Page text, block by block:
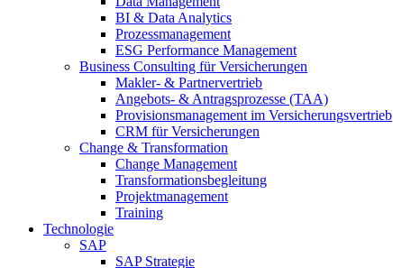
BI & Data Analytics
Prozessmanagement
ESG Performance Management
Business Consulting für Versicherungen
Makler- & Partnervertrieb
Angebots- & Antragsprozesse (TAA)
Provisionsmanagement im Versicherungsvertrieb
CRM für Versicherungen
Change & Transformation
Change Management
Transformationsbegleitung
Projektmanagement
Training
Technologie
SAP
SAP Strategie